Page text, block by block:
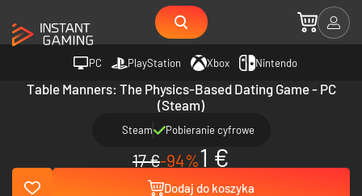
PC PlayStation Xbox Nintendo
Table Manners: The Physics-Based Dating Game - PC
(Steam)
Steam Pobieranie cyfrowe
17 €-94%1 €
Dodaj do koszyka